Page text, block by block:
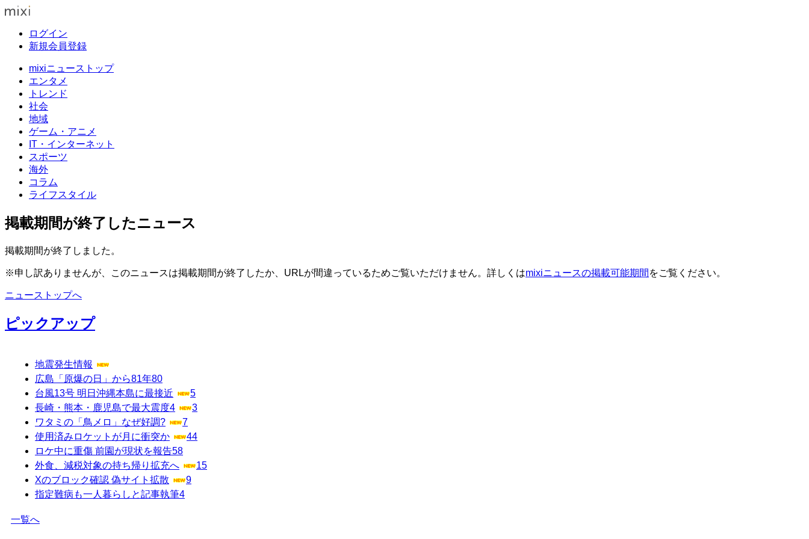
ログイン
新規会員登録
mixiニューストップ
エンタメ
トレンド
社会
地域
ゲーム・アニメ
IT・インターネット
スポーツ
海外
コラム
ライフスタイル
掲載期間が終了したニュース
掲載期間が終了しました。
※申し訳ありませんが、このニュースは掲載期間が終了したか、URLが間違っているためご覧いただけません。詳しくはmixiニュースの掲載可能期間 をご覧ください。
ニューストップへ
ピックアップ
地震発生情報
広島「原爆の日」から81年80
台風13号 明日沖縄本島に最接近
5
長崎・熊本・鹿児島で最大震度4
3
ワタミの「鳥メロ」なぜ好調?
7
使用済みロケットが月に衝突か
44
ロケ中に重傷 前園が現状を報告58
外食、減税対象の持ち帰り拡充へ
15
Xのブロック確認 偽サイト拡散
9
指定難病も一人暮らしと記事執筆4
一覧へ